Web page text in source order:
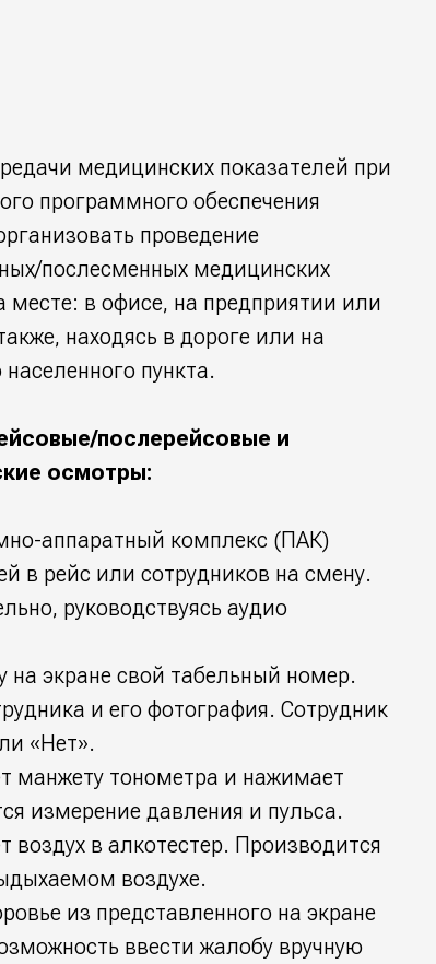
медицинских показателей при
программного обеспечения
проведение
послесменных медицинских
в офисе, на предприятии или
находясь в дороге или на
пункта.
послерейсовые и
осмотры:
аппаратный комплекс (ПАК)
в рейс или сотрудников на смену.
руководствуясь аудио
экране свой табельный номер.
и его фотография. Сотрудник
«Нет».
манжету тонометра и нажимает
измерение давления и пульса.
воздух в алкотестер. Производится
воздухе.
из представленного на экране
ввести жалобу вручную